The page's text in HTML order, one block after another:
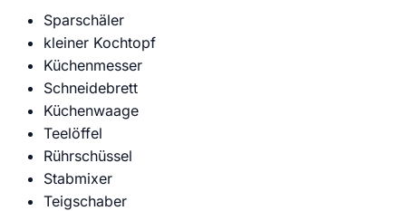
Sparschäler
kleiner Kochtopf
Küchenmesser
Schneidebrett
Küchenwaage
Teelöffel
Rührschüssel
Stabmixer
Teigschaber